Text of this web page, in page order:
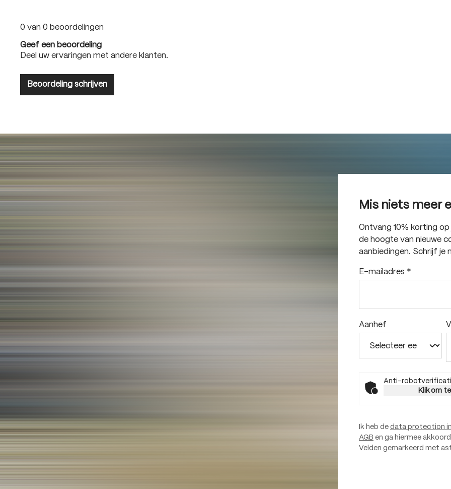
0 van 0 beoordelingen
Geef een beoordeling
Deel uw ervaringen met andere klanten.
Beoordeling schrijven
Mis niets meer
Ontvang 10% korting
de hoogte van nieuwe
aanbiedingen. Schrijf je
E-mailadres *
Aanhef
Anti-
Klik om
Ik heb de data protection
AGB en ga hiermee
Velden gemarkeerd met